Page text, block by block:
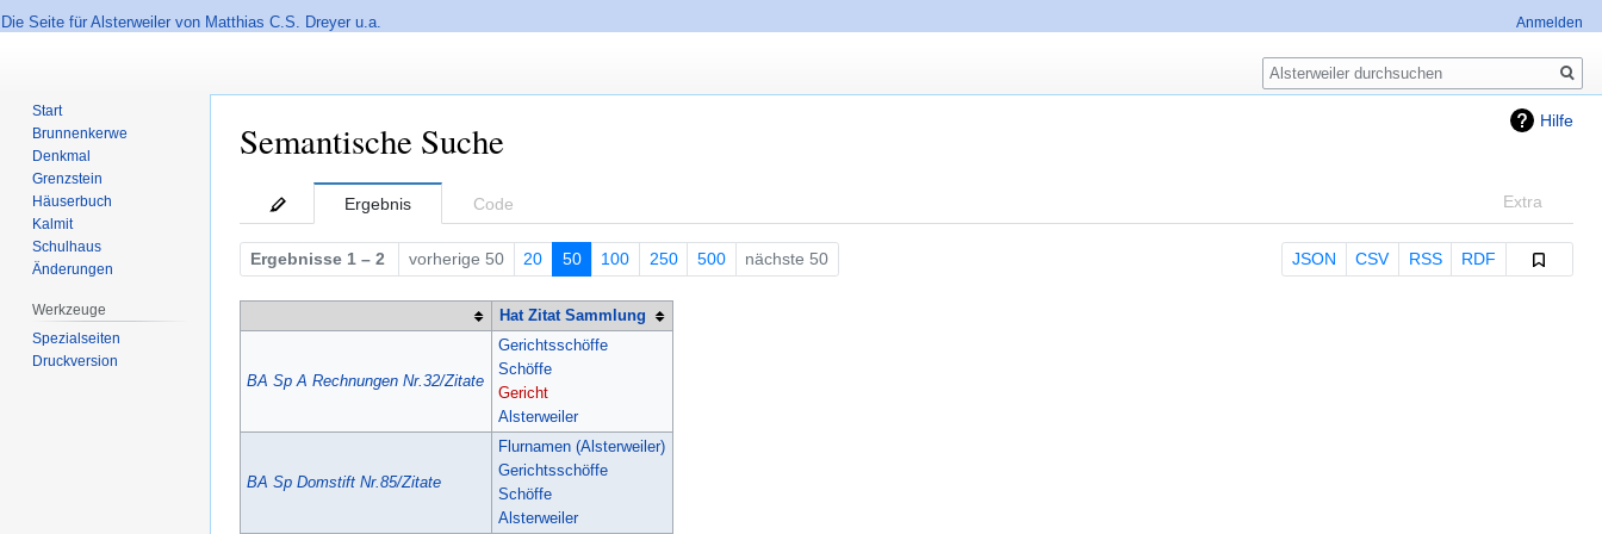
Die Seite für Alsterweiler von Matthias C.S. Dreyer u.a.
Hilfe
Semantische Suche
Navigation
springen
Suche
springen
Ergebnis Code Extra
Ergebnisse 1 – 2 vorherige 50 20 50 100 250 500 nächste 50 JSON CSV RSS RDF
Hat Zitat Sammlung
BA Sp A Rechnungen Nr.32/Zitate
Gerichtsschöffe
Schöffe
Gericht
Alsterweiler
BA Sp Domstift Nr.85/Zitate
Flurnamen (Alsterweiler)
Gerichtsschöffe
Schöffe
Alsterweiler
Anmelden
Suche
Start
Brunnenkerwe
Denkmal
Grenzstein
Häuserbuch
Kalmit
Schulhaus
Änderungen
Werkzeuge
Spezialseiten
Druckversion